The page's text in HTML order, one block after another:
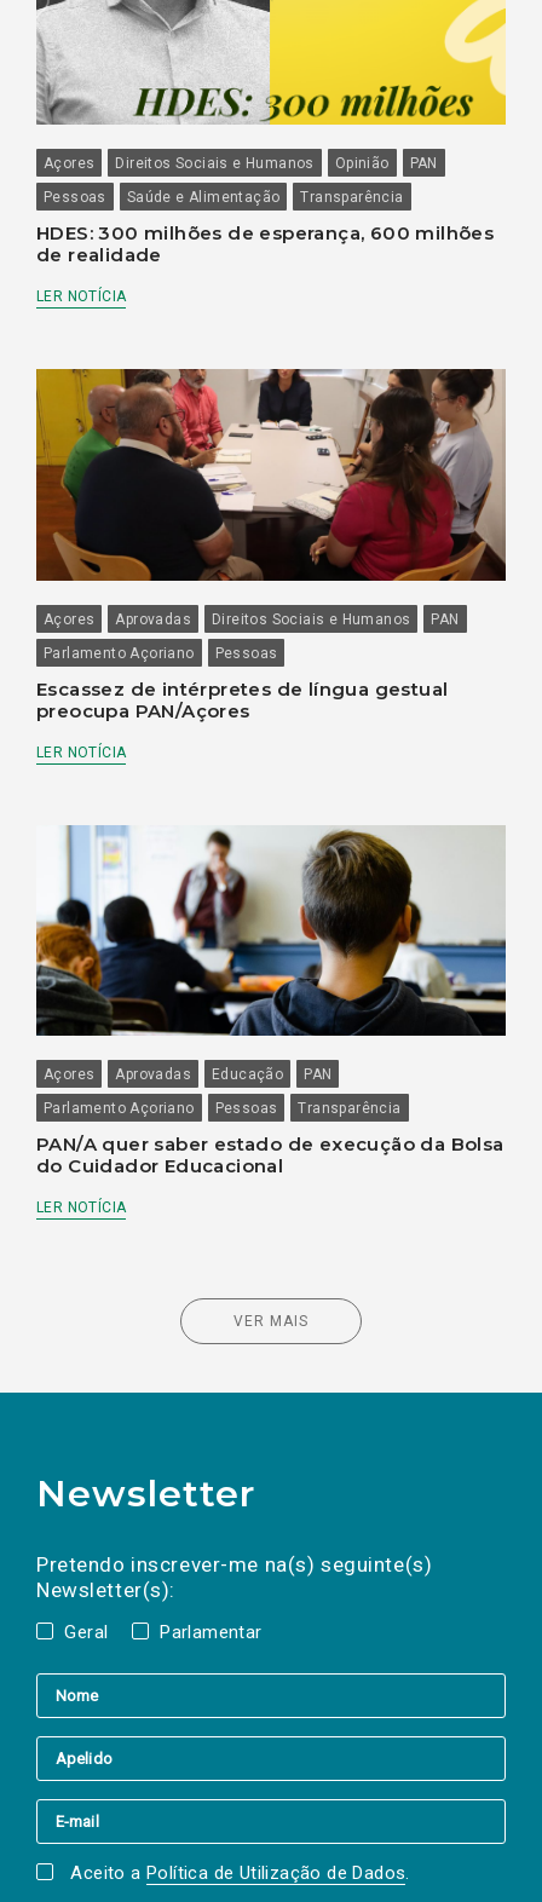
Açores Direitos Sociais e Humanos Opinião
PAN
Pessoas
Saúde e Alimentação Transparência
HDES: 300 milhões de esperança, 600 milhões
de realidade
LER NOTÍCIA
Açores Aprovadas Direitos Sociais e Humanos
PAN
Parlamento Açoriano
Pessoas
Escassez de intérpretes de língua gestual
preocupa PAN/Açores
LER NOTÍCIA
Açores Aprovadas Educação
PAN
Parlamento Açoriano
Pessoas Transparência
PAN/A quer saber estado de execução da Bolsa
do Cuidador Educacional
LER NOTÍCIA
VER MAIS
Newsletter
Pretendo inscrever-me na(s) seguinte(s)
Newsletter(s):
Geral Parlamentar
a(s) newsletter(s).
mail
Aceito a Política de Utilização de Dados.